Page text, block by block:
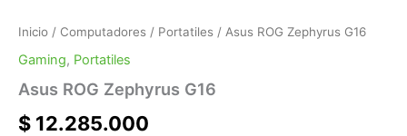
Inicio / Computadores / Portatiles / Asus ROG Zephyrus G16
Gaming, Portatiles
Asus ROG Zephyrus G16
$ 12.285.000